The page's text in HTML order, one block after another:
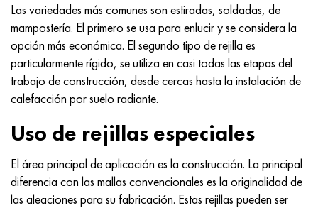
Las variedades más comunes son estiradas, soldadas, de
mampostería. El primero se usa para enlucir y se considera la
opción más económica. El segundo tipo de rejilla es
particularmente rígido, se utiliza en casi todas las etapas del
trabajo de construcción, desde cercas hasta la instalación de
calefacción por suelo radiante.
Uso de rejillas especiales
El área principal de aplicación es la construcción. La principal
diferencia con las mallas convencionales es la originalidad de
las aleaciones para su fabricación. Estas rejillas pueden ser
multimetro n155
Nicrofer 5923 hMo
Nicrofer 6030
Nitronik 40
Nitronik 50
56DGNH
68NKhVKTYu
79NM, Lupa 7904
80NM
80NMV-VI
80NHS
HN73MBTYu
XN70YU
HN75MBTYu
XN75TBYu
XN77TYu
XN77TYUR
TL5
A LAS 6
TS-6
14 titanio
SP-17
1.4567 - AISI 304Cu
1.4570-aisi303Cu
1.4574 - Aleación PH 15-7 Mo®
1.4580 - AISI 316Cb
1.4597 - AISI 204Cu
Aleación 28 - 1.4563
15X16H2AM
18X11MNFB
18X12VMBFR
20X12VNMF
20Х3FMI
21NKMT
30X, AISI 5130, 30h
30hgs, 30hgs
30hgsa, 30hgsa
30hgsn2a, 30hgsna
30xn2ma, 30CrNiMo8
30хн3а, 31nicr14